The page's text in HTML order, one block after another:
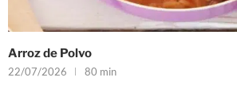
Arroz de Polvo
22/07/2026 80 min